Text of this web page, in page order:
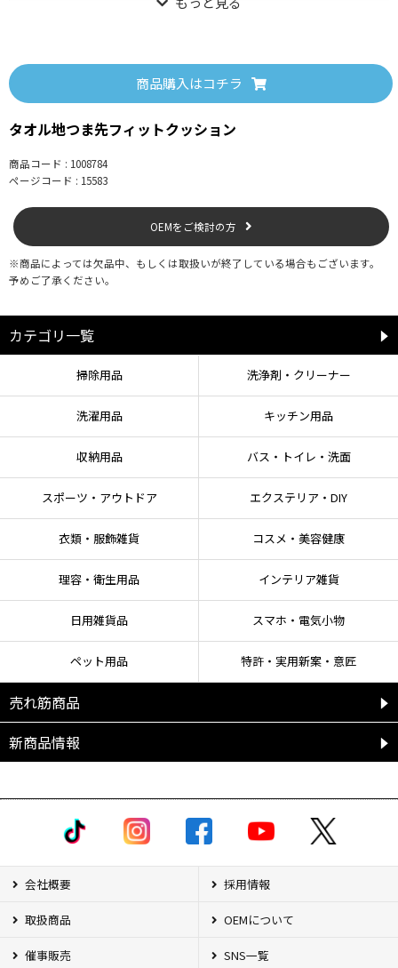
①血行障害、糖尿病の方。
②足裏に怪我、腫れ、傷、はれもの、湿疹等の異常がある方。
止してください。
●靴のデザインによっては本品がはみ出す場合があります。
●使用感には個人差があります。
【保管上の注意】
●火気付近では保管しないでください。
●使用しない場合は、高温多湿な場所や直射日光を避け、涼しい場所で保管し
●お子様の手の届かないところに保管してください。
商品購入はコチラ
タオル地つま先フィットクッション
商品コード : 1008784
ページコード : 15583
OEMをご検討の方
※商品によっては欠品中、もしくは取扱いが終了している場合もございます。
予めご了承ください。
カテゴリ一覧
掃除用品 洗浄剤・クリーナー
洗濯用品 キッチン用品
収納用品 バス・トイレ・洗面
スポーツ・アウトドア エクステリア・DIY
衣類・服飾雑貨 コスメ・美容健康
理容・衛生用品 インテリア雑貨
日用雑貨品 スマホ・電気小物
ペット用品 特許・実用新案・意匠
売れ筋商品
新商品情報
会社概要 採用情報
取扱商品 OEMについて
催事販売 SNS一覧